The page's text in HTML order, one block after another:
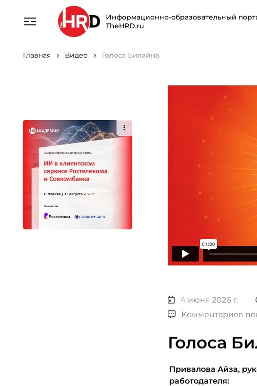
Информационно-образовательный
TheHRD.ru
Главная Видео Голоса Билайна
4 июня 2026 г.
Комментариев
Голоса
Привалова Айза,
работодателя: